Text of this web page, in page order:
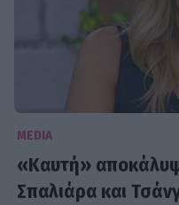
MEDIA
«Καυτή»
Σπαλιάρα και